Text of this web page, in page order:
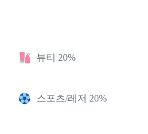
뷰티 20%
스포츠/레저 20%